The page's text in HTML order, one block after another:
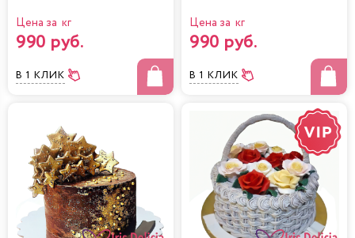
Цена за кг
990 руб.
В 1 КЛИК
Цена за кг
990 руб.
В 1 КЛИК